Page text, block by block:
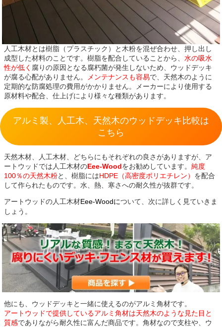
人工木材とは樹脂（プラスチック）と木粉を混ぜ合わせ、押し出し
成型した材料のことです。樹脂を配合していることから、 水の吸水
性が低く 腐りの原因となる腐朽菌が発生しないため、ウッドデッキ
が腐る心配がありません。
メンテナンスも容易で、天然木のように
定期的な防腐処理の費用がかかりません。メーカーにより使用する
原材料や配合、仕上げにより様々な種類があります。
アルミ製、人工木、天然木のウッドデッキ比較は
こちら
天然木材、人工木材、どちらにもそれぞれの良さがありますが、ア
ートウッドでは人工木材のEee-Woodをお勧めしています。 純度
100％の天然木粉と、樹脂にはHDPE（高密度ポリエチレン） を配合
して作られたものです。水、熱、寒さへの耐久性が抜群です。
アートウッドの人工木材Eee-Woodについて、次に詳しく見ていきま
しょう。
他にも、ウッドデッキと一緒に使えるのがアルミ角材です。
アートウッドで提供しているアルミ角材は天然木のような見た目と
質感でありながら耐久性に富んだ商品です。角材なので支柱や、ウ